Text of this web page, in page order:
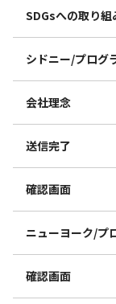
SDGsへの取り組
シドニー/プログ
会社理念
送信完了
確認画面
ニューヨーク/プ
確認画面